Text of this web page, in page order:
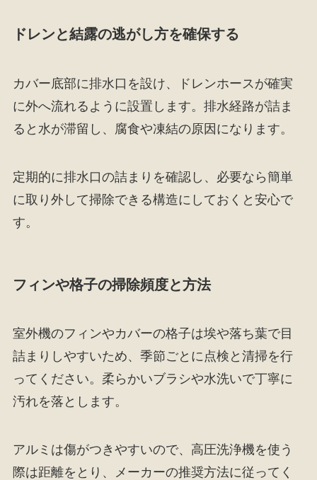
ドレンと結露の逃がし方を確保する
カバー底部に排水口を設け、ドレンホースが確実
に外へ流れるように設置します。排水経路が詰ま
ると水が滞留し、腐食や凍結の原因になります。
定期的に排水口の詰まりを確認し、必要なら簡単
に取り外して掃除できる構造にしておくと安心で
す。
フィンや格子の掃除頻度と方法
室外機のフィンやカバーの格子は埃や落ち葉で目
詰まりしやすいため、季節ごとに点検と清掃を行
ってください。柔らかいブラシや水洗いで丁寧に
汚れを落とします。
アルミは傷がつきやすいので、高圧洗浄機を使う
際は距離をとり、メーカーの推奨方法に従ってく